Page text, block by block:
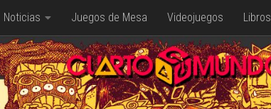
Noticias Juegos de Mesa Videojuegos Libros